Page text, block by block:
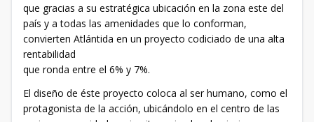
que gracias a su estratégica ubicación en la zona este del
país y a todas las amenidades que lo conforman,
convierten Atlántida en un proyecto codiciado de una alta
rentabilidad
que ronda entre el 6% y 7%.
El diseño de éste proyecto coloca al ser humano, como el
protagonista de la acción, ubicándolo en el centro de las